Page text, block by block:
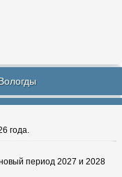
года.
период 2027 и 2028